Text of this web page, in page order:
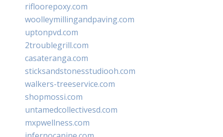
rifloorepoxy.com
woolleymillingandpaving.com
uptonpvd.com
2troublegrill.com
casateranga.com
sticksandstonesstudiooh.com
walkers-treeservice.com
shopmossi.com
untamedcollectivesd.com
mxpwellness.com